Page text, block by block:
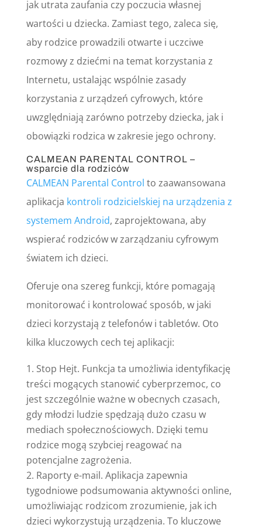
jak utrata zaufania czy poczucia własnej
wartości u dziecka. Zamiast tego, zaleca się,
aby rodzice prowadzili otwarte i uczciwe
rozmowy z dziećmi na temat korzystania z
Internetu, ustalając wspólnie zasady
korzystania z urządzeń cyfrowych, które
uwzględniają zarówno potrzeby dziecka, jak i
obowiązki rodzica w zakresie jego ochrony.
CALMEAN PARENTAL CONTROL –
wsparcie dla rodziców
CALMEAN Parental Control to zaawansowana
aplikacja kontroli rodzicielskiej na urządzenia z
systemem Android, zaprojektowana, aby
wspierać rodziców w zarządzaniu cyfrowym
światem ich dzieci.
Oferuje ona szereg funkcji, które pomagają
monitorować i kontrolować sposób, w jaki
dzieci korzystają z telefonów i tabletów. Oto
kilka kluczowych cech tej aplikacji:
Stop Hejt. Funkcja ta umożliwia identyfikację
treści mogących stanowić cyberprzemoc, co
jest szczególnie ważne w obecnych czasach,
gdy młodzi ludzie spędzają dużo czasu w
mediach społecznościowych. Dzięki temu
rodzice mogą szybciej reagować na
potencjalne zagrożenia.
Raporty e-mail. Aplikacja zapewnia
tygodniowe podsumowania aktywności online,
umożliwiając rodzicom zrozumienie, jak ich
dzieci wykorzystują urządzenia. To kluczowe